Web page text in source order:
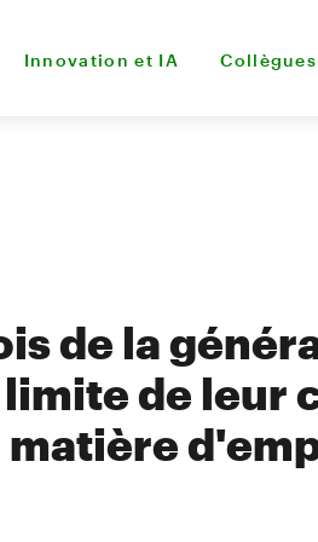
Innovation et IA Collègues
de la
limite de leur
matière